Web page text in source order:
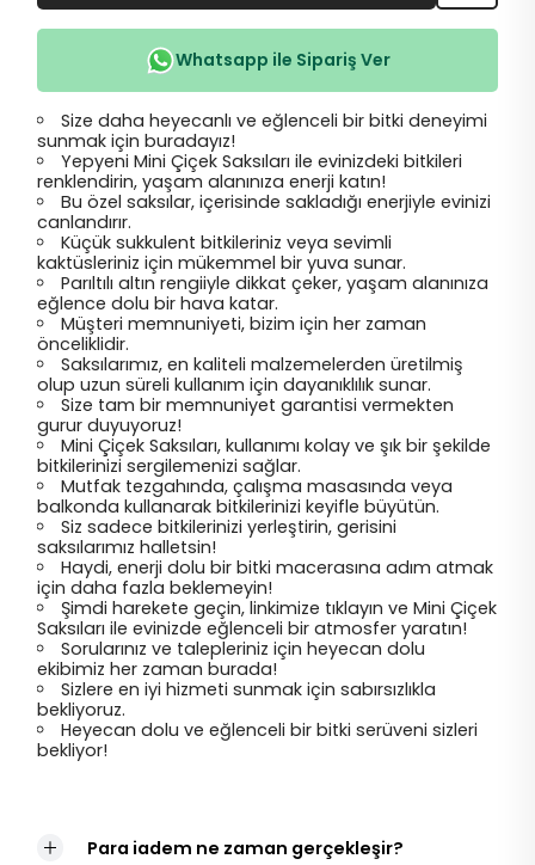
Whatsapp ile Sipariş Ver
Size daha heyecanlı ve eğlenceli bir bitki deneyimi
sunmak için buradayız!
Yepyeni Mini Çiçek Saksıları ile evinizdeki bitkileri
renklendirin, yaşam alanınıza enerji katın!
Bu özel saksılar, içerisinde sakladığı enerjiyle evinizi
canlandırır.
Küçük sukkulent bitkileriniz veya sevimli
kaktüsleriniz için mükemmel bir yuva sunar.
Parıltılı altın rengiiyle dikkat çeker, yaşam alanınıza
eğlence dolu bir hava katar.
Müşteri memnuniyeti, bizim için her zaman
önceliklidir.
Saksılarımız, en kaliteli malzemelerden üretilmiş
olup uzun süreli kullanım için dayanıklılık sunar.
Size tam bir memnuniyet garantisi vermekten
gurur duyuyoruz!
Mini Çiçek Saksıları, kullanımı kolay ve şık bir şekilde
bitkilerinizi sergilemenizi sağlar.
Mutfak tezgahında, çalışma masasında veya
balkonda kullanarak bitkilerinizi keyifle büyütün.
Siz sadece bitkilerinizi yerleştirin, gerisini
saksılarımız halletsin!
Haydi, enerji dolu bir bitki macerasına adım atmak
için daha fazla beklemeyin!
Şimdi harekete geçin, linkimize tıklayın ve Mini Çiçek
Saksıları ile evinizde eğlenceli bir atmosfer yaratın!
Sorularınız ve talepleriniz için heyecan dolu
ekibimiz her zaman burada!
Sizlere en iyi hizmeti sunmak için sabırsızlıkla
bekliyoruz.
Heyecan dolu ve eğlenceli bir bitki serüveni sizleri
bekliyor!
Para iadem ne zaman gerçekleşir?